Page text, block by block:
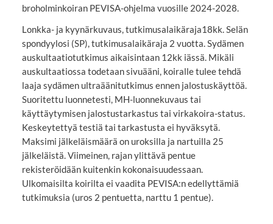
broholminkoiran PEVISA-ohjelma vuosille 2024-2028.
Lonkka- ja kyynärkuvaus, tutkimusalaikäraja18kk. Selän
spondyylosi (SP), tutkimusalaikäraja 2 vuotta. Sydämen
auskultaatiotutkimus aikaisintaan 12kk iässä. Mikäli
auskultaatiossa todetaan sivuääni, koiralle tulee tehdä
laaja sydämen ultraäänitutkimus ennen jalostuskäyttöä.
Suoritettu luonnetesti, MH-luonnekuvaus tai
käyttäytymisen jalostustarkastus tai virkakoira-status.
Keskeytettyä testiä tai tarkastusta ei hyväksytä.
Maksimi jälkeläismäärä on uroksilla ja nartuilla 25
jälkeläistä. Viimeinen, rajan ylittävä pentue
rekisteröidään kuitenkin kokonaisuudessaan.
Ulkomaisilta koirilta ei vaadita PEVISA:n edellyttämiä
tutkimuksia (uros 2 pentuetta, narttu 1 pentue).